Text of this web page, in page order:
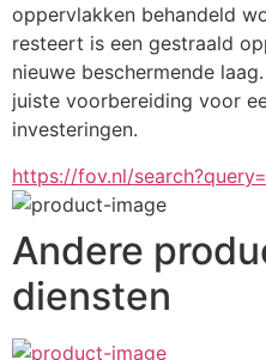
oppervlakken behandeld
resteert is een gestraald
nieuwe beschermende
juiste voorbereiding voor
investeringen.
https://fov.nl/
Andere
diensten